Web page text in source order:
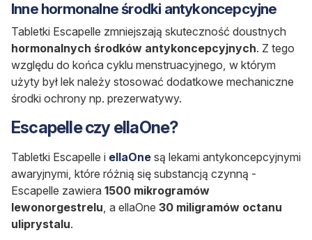
Inne hormonalne środki antykoncepcyjne
Tabletki Escapelle zmniejszają skuteczność doustnych
hormonalnych środków antykoncepcyjnych. Z tego
względu do końca cyklu menstruacyjnego, w którym
użyty był lek należy stosować dodatkowe mechaniczne
środki ochrony np. prezerwatywy.
Escapelle czy ellaOne?
Tabletki Escapelle i ellaOne są lekami antykoncepcyjnymi
awaryjnymi, które różnią się substancją czynną -
Escapelle zawiera 1500 mikrogramów
lewonorgestrelu , a ellaOne 30 miligramów octanu
uliprystalu.